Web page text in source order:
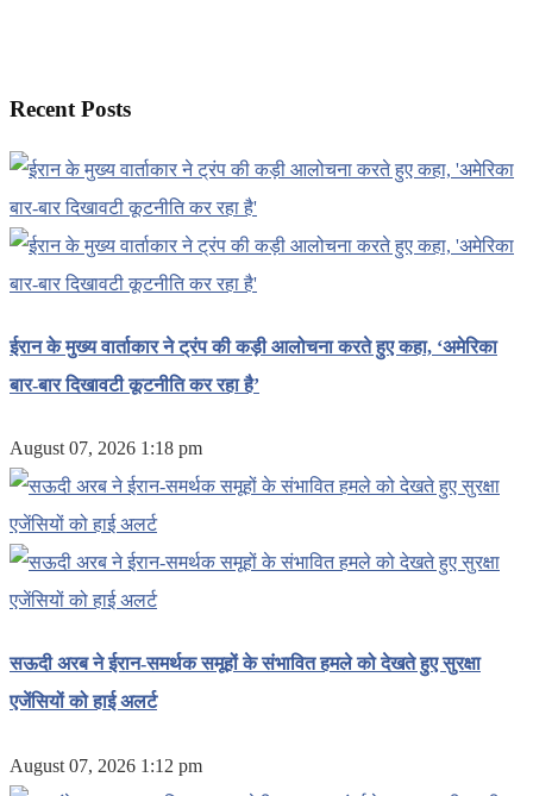
Recent Posts
ईरान के मुख्य वार्ताकार ने ट्रंप की कड़ी आलोचना करते हुए कहा, ‘अमेरिका
बार-बार दिखावटी कूटनीति कर रहा है’
August 07, 2026 1:18 pm
सऊदी अरब ने ईरान-समर्थक समूहों के संभावित हमले को देखते हुए सुरक्षा
एजेंसियों को हाई अलर्ट
August 07, 2026 1:12 pm